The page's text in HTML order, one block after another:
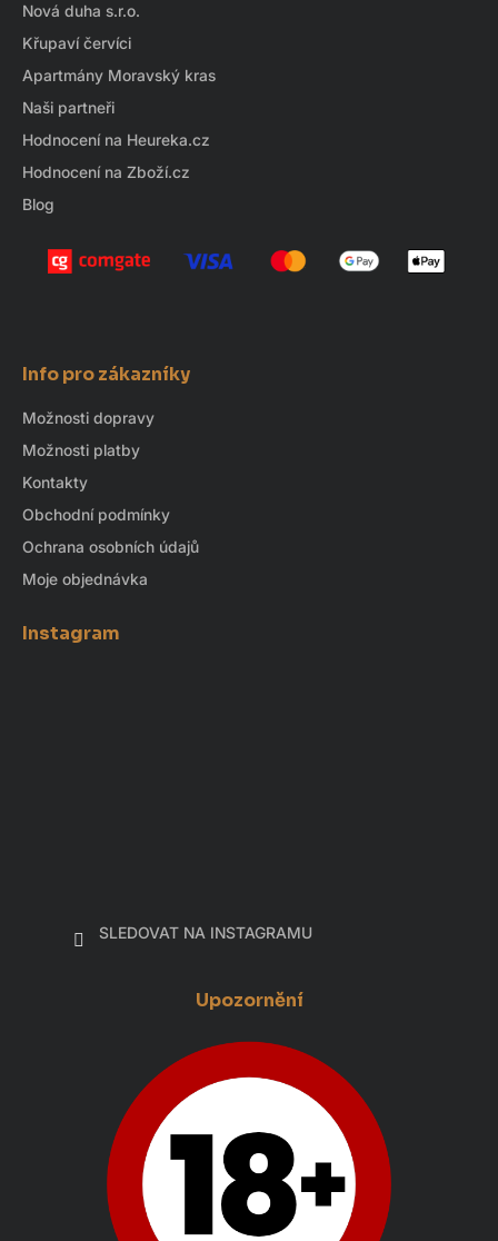
Nová duha s.r.o.
Křupaví červíci
Apartmány Moravský kras
Naši partneři
Hodnocení na Heureka.cz
Hodnocení na Zboží.cz
Blog
Info pro zákazníky
Možnosti dopravy
Možnosti platby
Kontakty
Obchodní podmínky
Ochrana osobních údajů
Moje objednávka
Instagram
SLEDOVAT NA INSTAGRAMU
Upozornění